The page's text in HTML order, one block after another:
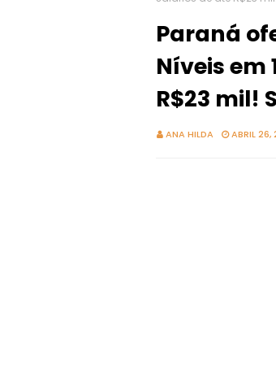
Paraná
Níveis em
R$23 mil!
ANA HILDA ABRIL 26,